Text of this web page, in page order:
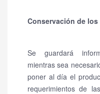
Conservación de
Se guardará
mientras sea
poner al día el
requerimientos de